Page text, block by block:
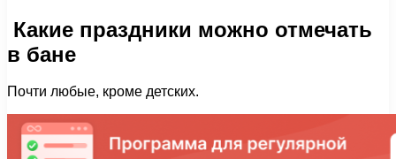
Какие праздники можно отмечать
в бане
Почти любые, кроме детских.